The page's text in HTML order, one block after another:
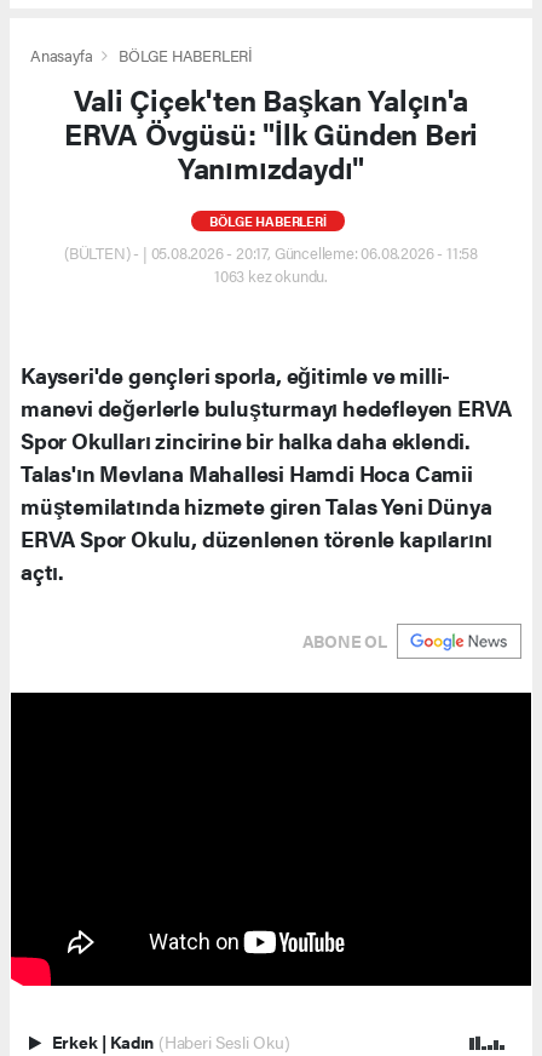
Anasayfa BÖLGE HABERLERİ
Vali Çiçek'ten Başkan Yalçın'a
ERVA Övgüsü: "İlk Günden Beri
Yanımızdaydı"
BÖLGE HABERLERİ
(BÜLTEN) - | 05.08.2026 - 20:17, Güncelleme: 06.08.2026 - 11:58
1063 kez okundu.
Kayseri'de gençleri sporla, eğitimle ve milli-
manevi değerlerle buluşturmayı hedefleyen ERVA
Spor Okulları zincirine bir halka daha eklendi.
Talas'ın Mevlana Mahallesi Hamdi Hoca Camii
müştemilatında hizmete giren Talas Yeni Dünya
ERVA Spor Okulu, düzenlenen törenle kapılarını
açtı.
ABONE OL
Erkek | Kadın (Haberi Sesli Oku)